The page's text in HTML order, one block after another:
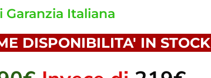
Garanzia Italiana
DISPONIBILITA' IN STOCK